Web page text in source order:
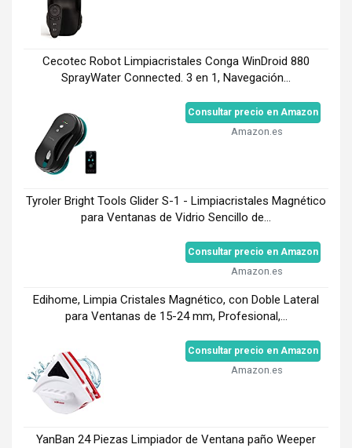
Cecotec Robot Limpiacristales Conga WinDroid 880
SprayWater Connected. 3 en 1, Navegación...
Consultar precio en Amazon
Amazon.es
Tyroler Bright Tools Glider S-1 - Limpiacristales Magnético
para Ventanas de Vidrio Sencillo de...
Consultar precio en Amazon
Amazon.es
Edihome, Limpia Cristales Magnético, con Doble Lateral
para Ventanas de 15-24 mm, Profesional,...
Consultar precio en Amazon
Amazon.es
YanBan 24 Piezas Limpiador de Ventana paño Weeper